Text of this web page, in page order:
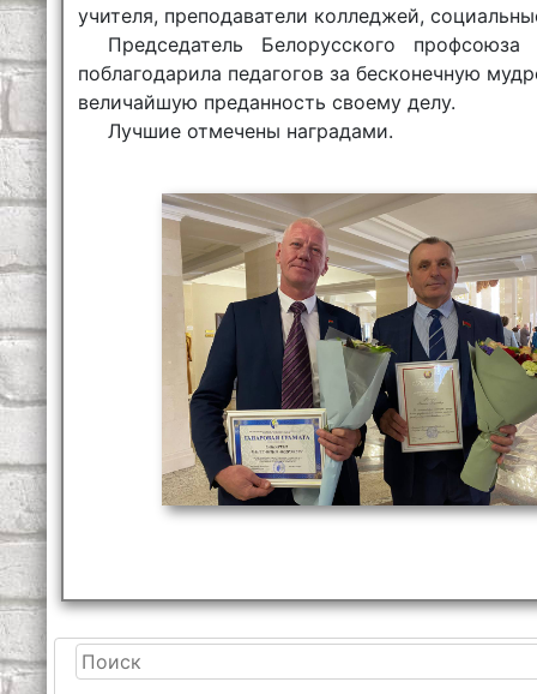
учителя, преподаватели колледжей,
Председатель Белорусского
поблагодарила педагогов за бесконечную
величайшую преданность своему делу.
Лучшие отмечены наградами.